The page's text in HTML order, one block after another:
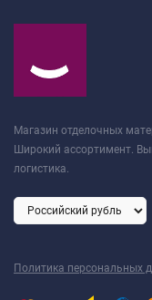
Магазин отделочных
Широкий ассортимент.
логистика.
Политика персональных